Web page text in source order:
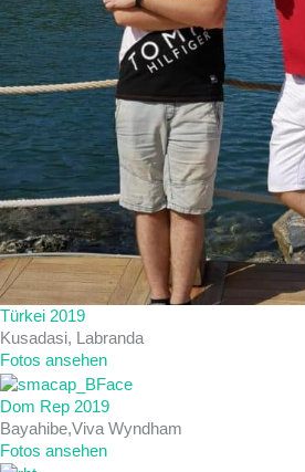
Türkei 2019
Kusadasi, Labranda
Fotos ansehen
Dom Rep 2019
Bayahibe,Viva Wyndham
Fotos ansehen